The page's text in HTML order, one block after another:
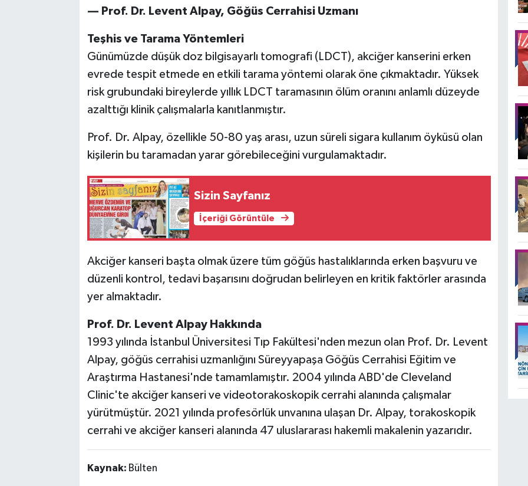
— Prof. Dr. Levent Alpay, Göğüs Cerrahisi Uzmanı
Teşhis ve Tarama Yöntemleri
Günümüzde düşük doz bilgisayarlı tomografi (LDCT), akciğer kanserini erken
evrede tespit etmede en etkili tarama yöntemi olarak öne çıkmaktadır. Yüksek
risk grubundaki bireylerde yıllık LDCT taramasının ölüm oranını anlamlı düzeyde
azalttığı klinik çalışmalarla kanıtlanmıştır.
Prof. Dr. Alpay, özellikle 50-80 yaş arası, uzun süreli sigara kullanım öyküsü olan
kişilerin bu taramadan yarar görebileceğini vurgulamaktadır.
Sizin Sayfanız
İçeriği Görüntüle
Akciğer kanseri başta olmak üzere tüm göğüs hastalıklarında erken başvuru ve
düzenli kontrol, tedavi başarısını doğrudan belirleyen en kritik faktörler arasında
yer almaktadır.
Prof. Dr. Levent Alpay Hakkında
1993 yılında İstanbul Üniversitesi Tıp Fakültesi'nden mezun olan Prof. Dr. Levent
Alpay, göğüs cerrahisi uzmanlığını Süreyyapaşa Göğüs Cerrahisi Eğitim ve
Araştırma Hastanesi'nde tamamlamıştır. 2004 yılında ABD'de Cleveland
Clinic'te akciğer kanseri ve videotorakoskopik cerrahi alanında çalışmalar
yürütmüştür. 2021 yılında profesörlük unvanına ulaşan Dr. Alpay, torakoskopik
cerrahi ve akciğer kanseri alanında 47 uluslararası hakemli makalenin yazarıdır.
Kaynak: Bülten